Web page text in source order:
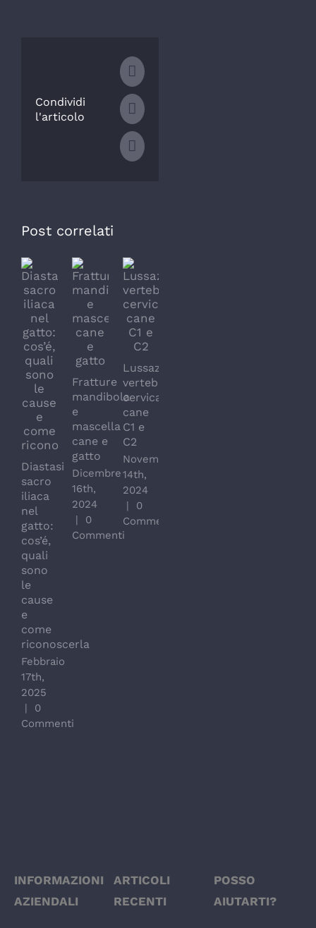
Condividi
l'articolo
Facebook
WhatsApp
Email
Post correlati
Diastasi
sacro
iliaca
nel
gatto:
cos’é,
quali
sono
le
cause
e
come
riconoscerla
Febbraio
17th,
2025
|
0
Commenti
Fratture
mandibola
e
mascella
cane e
gatto
Dicembre
16th,
2024
|
0
Commenti
Lussazione
vertebre
cervicali
cane
C1 e
C2
Novembre
14th,
2024
|
0
Commenti
INFORMAZIONI
AZIENDALI
ARTICOLI
RECENTI
POSSO
AIUTARTI?